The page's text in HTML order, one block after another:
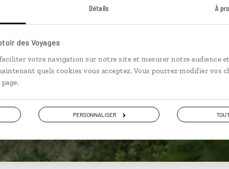
Détails À
des Voyages
votre navigation sur notre site et mesurer notre audience
quels cookies vous acceptez. Vous pourrez modifier vos
PERSONNALISER
Nos 19 idées de voyage
du Sud
DÉCOUVRIR